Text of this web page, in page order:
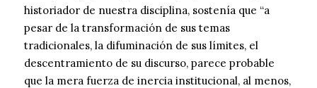
historiador de nuestra disciplina, sostenía que “a
pesar de la transformación de sus temas
tradicionales, la difuminación de sus límites, el
descentramiento de su discurso, parece probable
que la mera fuerza de inercia institucional, al menos,